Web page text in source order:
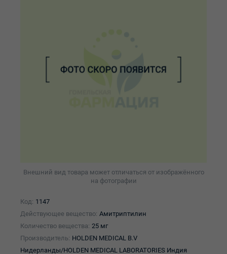
Внешний вид товара может отличаться от изображённого
на фотографии
Код: 1147
Действующее вещество: Амитриптилин
Количество вещества: 25 мг
Производитель: HOLDEN MEDICAL B.V
Нидерланды/HOLDEN MEDICAL LABORATORIES Индия